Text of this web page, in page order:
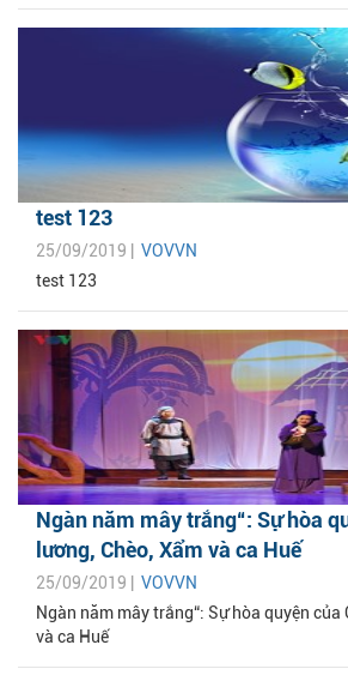
test 123
25/09/2019 | VOVVN
test 123
Ngàn năm mây trắng“: Sự hòa
lương, Chèo, Xẩm và ca Huế
25/09/2019 | VOVVN
Ngàn năm mây trắng“: Sự hòa quyện của
và ca Huế